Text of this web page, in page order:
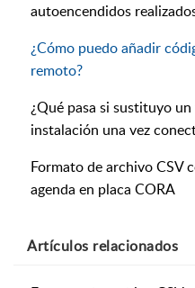
autoencendidos
¿Cómo puedo añadir
remoto?
¿Qué pasa si sustituyo
instalación una vez
Formato de archivo CSV
agenda en placa CORA
Artículos relacionados